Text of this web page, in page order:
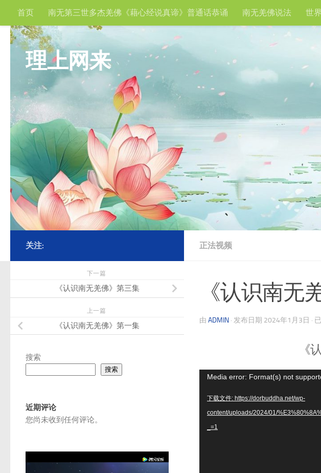
跳至内容
首页 南无第三世多杰羌佛《藉心经说真谛》普通话恭诵 南无羌佛说法 世
理上网来
正法视频
《认识南无
由 ADMIN · 发布日期 2024年1月3日 ·
《
视
播
放
器
Media error: Format(s) not
下载文件: https://dorbuddha.net/wp-
content/uploads/2024/01/
_=1
关注:
下一篇
《认识南无羌佛》第三集
上一篇
《认识南无羌佛》第一集
搜索
搜索
近期评论
您尚未收到任何评论。